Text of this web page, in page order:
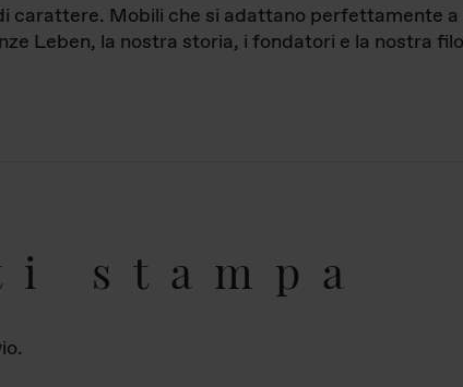
carattere. Mobili che si adattano perfettamente a
Leben, la nostra storia, i fondatori e la nostra
stampa